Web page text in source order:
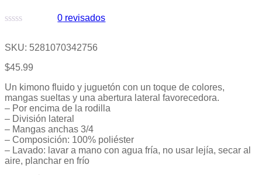
con
0
5
0 revisados
SKU: 5281070342756
$45.99
Un kimono fluido y juguetón con un toque de colores,
mangas sueltas y una abertura lateral favorecedora.
– Por encima de la rodilla
– División lateral
– Mangas anchas 3/4
– Composición: 100% poliéster
– Lavado: lavar a mano con agua fría, no usar lejía, secar al
aire, planchar en frío